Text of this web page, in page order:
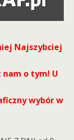
Najszybciej
nam o tym! U
wybór w